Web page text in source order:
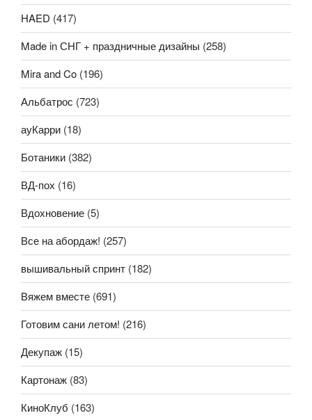
HAED (417)
Made in СНГ + праздничные дизайны (258)
Mira and Co (196)
Альбатрос (723)
ауКарри (18)
Ботаники (382)
ВД-пох (16)
Вдохновение (5)
Все на абордаж! (257)
вышивальный спринт (182)
Вяжем вместе (691)
Готовим сани летом! (216)
Декупаж (15)
Картонаж (83)
КиноКлуб (163)